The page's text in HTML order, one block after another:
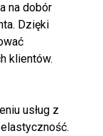
na dobór
Dzięki
klientów.
usług z